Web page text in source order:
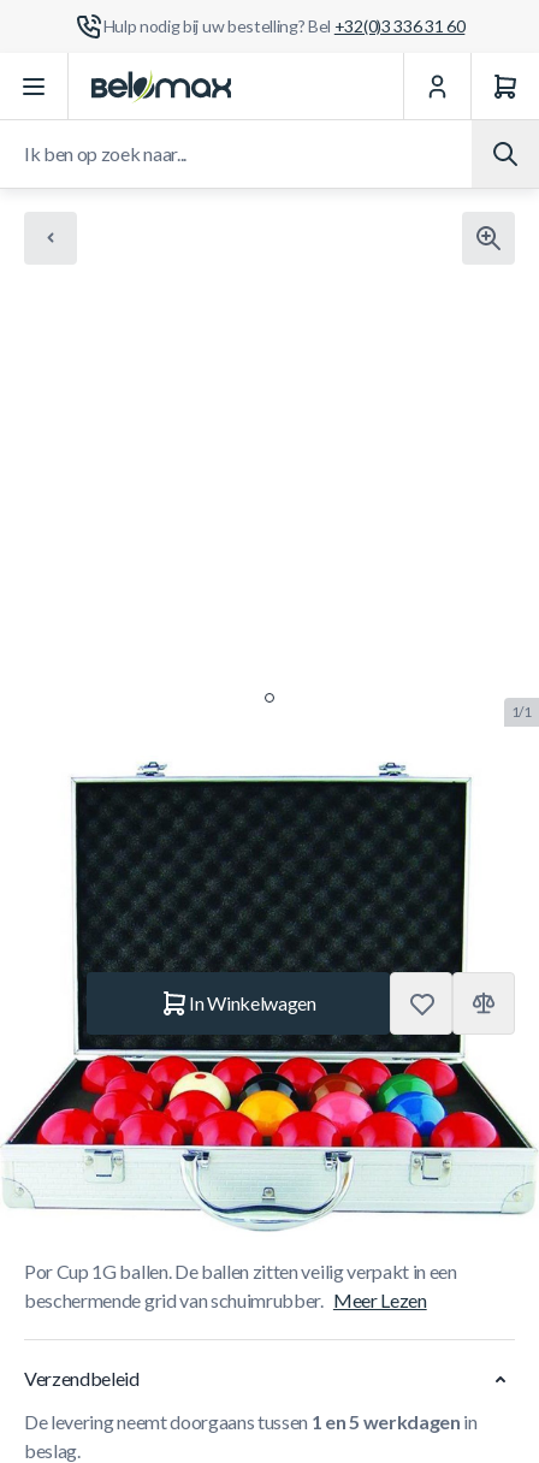
Hulp nodig bij uw bestelling? Bel +32(0)3 336 31 60
Ga naar de inhoud
1/1
Snooker ballen set Aramith
52.4mm Pro cup
BUF.2752.400 Merk:Aramith
€ 319.– Op voorraad
In Winkelwagen
Korte Beschrijving
Speel je graag op een beetje niveau dan is het ideaal om je
eigen snookerballen mee te nemen. Aramith speelt in op
deze trend met deze prachtige draagbare set ballen.De
Por Cup 1G ballen. De ballen zitten veilig verpakt in een
beschermende grid van schuimrubber. Meer Lezen
Verzendbeleid
De levering neemt doorgaans tussen 1 en 5 werkdagen in
beslag.